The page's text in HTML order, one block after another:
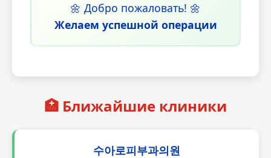
🌼 Добро пожаловать! 🌼
Желаем успешной операции
🏥 Ближайшие клиники
수아로피부과의원